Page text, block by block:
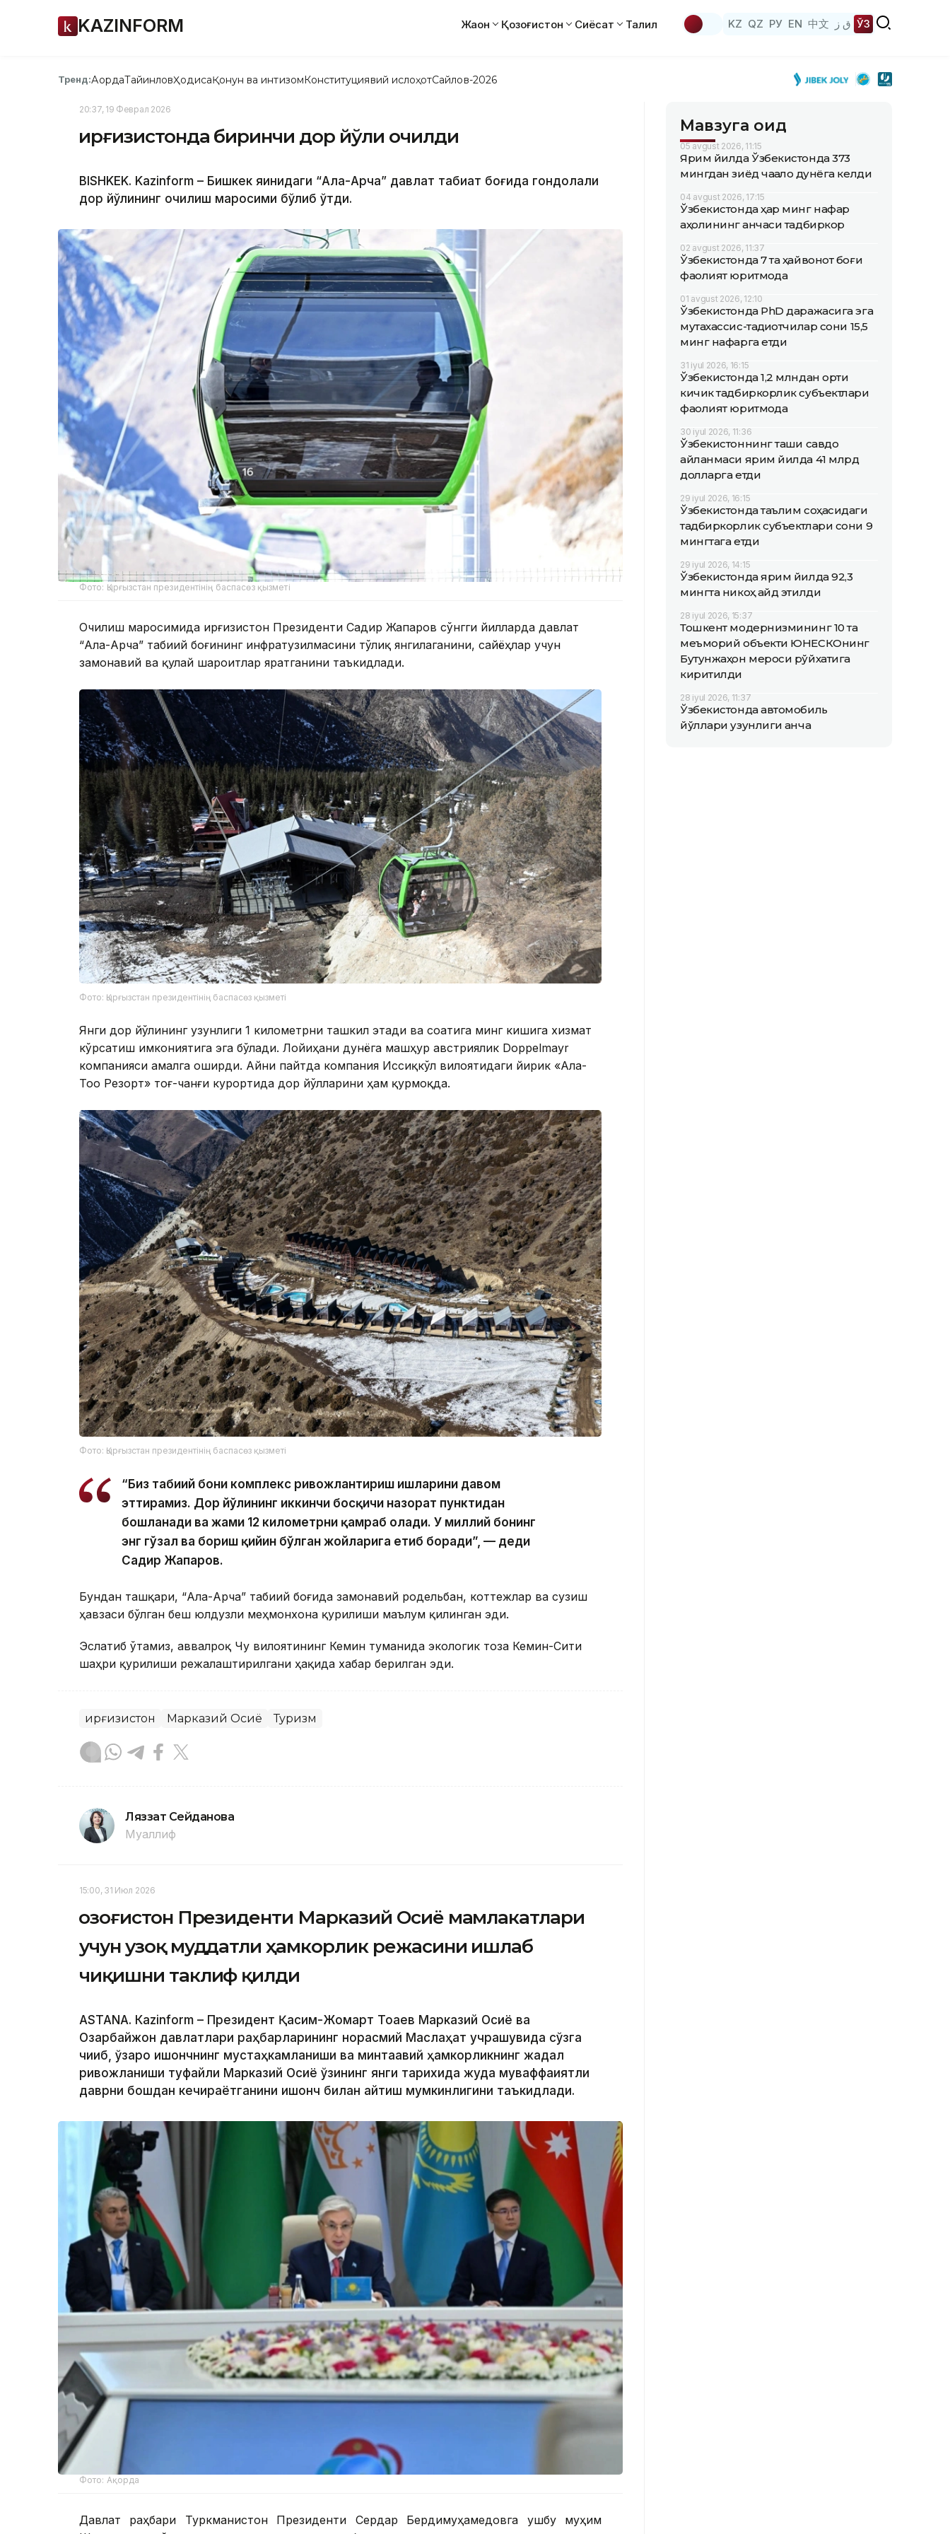
KAZINFORM Жаҳон Қозоғистон Сиёсат Таҳлил KZ QZ РУ EN 中文 ق ز ЎЗ
Тренд:АқордаТайинловҲодисаҚонун ва интизомКонституциявий ислоҳотСайлов-2026
20:37, 19 Феврал 2026
Қирғизистонда биринчи дор йўли очилди
BISHKEK. Kazinform – Бишкек яқинидаги “Ала-Арча” давлат табиат боғида гондолали
дор йўлининг очилиш маросими бўлиб ўтди.
Фото: Қырғызстан президентінің баспасөз қызметі
Очилиш маросимида Қирғизистон Президенти Садир Жапаров сўнгги йилларда давлат
“Ала-Арча” табиий боғининг инфратузилмасини тўлиқ янгилаганини, сайёҳлар учун
замонавий ва қулай шароитлар яратганини таъкидлади.
Фото: Қырғызстан президентінің баспасөз қызметі
Янги дор йўлининг узунлиги 1 километрни ташкил этади ва соатига минг кишига хизмат
кўрсатиш имкониятига эга бўлади. Лойиҳани дунёга машҳур австриялик Doppelmayr
компанияси амалга оширди. Айни пайтда компания Иссиқкўл вилоятидаги йирик «Ала-
Тоо Резорт» тоғ-чанғи курортида дор йўлларини ҳам қурмоқда.
Фото: Қырғызстан президентінің баспасөз қызметі
“Биз табиий боғни комплекс ривожлантириш ишларини давом
эттирамиз. Дор йўлининг иккинчи босқичи назорат пунктидан
бошланади ва жами 12 километрни қамраб олади. У миллий боғнинг
энг гўзал ва бориш қийин бўлган жойларига етиб боради”, — деди
Садир Жапаров.
Бундан ташқари, “Ала-Арча” табиий боғида замонавий родельбан, коттежлар ва сузиш
ҳавзаси бўлган беш юлдузли меҳмонхона қурилиши маълум қилинган эди.
Эслатиб ўтамиз, аввалроқ Чу вилоятининг Кемин туманида экологик тоза Кемин-Сити
шаҳри қурилиши режалаштирилгани ҳақида хабар берилган эди.
Қирғизистон Марказий Осиё Туризм
Ляззат Сейданова
Муаллиф
15:00, 31 Июл 2026
Қозоғистон Президенти Марказий Осиё мамлакатлари
учун узоқ муддатли ҳамкорлик режасини ишлаб
чиқишни таклиф қилди
ASTANА. Кazinform – Президент Қасим-Жомарт Тоқаев Марказий Осиё ва
Озарбайжон давлатлари раҳбарларининг норасмий Маслаҳат учрашувида сўзга
чиқиб, ўзаро ишончнинг мустаҳкамланиши ва минтақавий ҳамкорликнинг жадал
ривожланиши туфайли Марказий Осиё ўзининг янги тарихида жуда муваффақиятли
даврни бошдан кечираётганини ишонч билан айтиш мумкинлигини таъкидлади.
Фото: Ақорда
Давлат раҳбари Туркманистон Президенти Сердар Бердимуҳамедовга ушбу муҳим
Мавзуга оид
05 avgust 2026, 11:15
Ярим йилда Ўзбекистонда 373
мингдан зиёд чақалоқ дунёга келди
04 avgust 2026, 17:15
Ўзбекистонда ҳар минг нафар
аҳолининг қанчаси тадбиркор
02 avgust 2026, 11:37
Ўзбекистонда 7 та ҳайвонот боғи
фаолият юритмоқда
01 avgust 2026, 12:10
Ўзбекистонда PhD даражасига эга
мутахассис-тадқиқотчилар сони 15,5
минг нафарга етди
31 iyul 2026, 16:15
Ўзбекистонда 1,2 млндан ортиқ
кичик тадбиркорлик субъектлари
фаолият юритмоқда
30 iyul 2026, 11:36
Ўзбекистоннинг ташқи савдо
айланмаси ярим йилда 41 млрд
долларга етди
29 iyul 2026, 16:15
Ўзбекистонда таълим соҳасидаги
тадбиркорлик субъектлари сони 9
мингтага етди
29 iyul 2026, 14:15
Ўзбекистонда ярим йилда 92,3
мингта никоҳ қайд этилди
28 iyul 2026, 15:37
Тошкент модернизмининг 10 та
меъморий объекти ЮНEСКОнинг
Бутунжаҳон мероси рўйхатига
киритилди
28 iyul 2026, 11:37
Ўзбекистонда автомобиль
йўллари узунлиги қанча